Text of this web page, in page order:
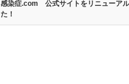
感染症.com 公式サイトをリニューア
た！